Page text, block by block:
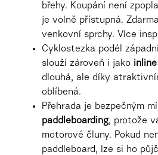
břehy. Koupání není
je volně přístupná.
venkovní sprchy. Více
Cyklostezka podél
slouží zároveň i jako
dlouhá, ale díky
oblíbená.
Přehrada je bezpečným
paddleboarding, protože
motorové čluny. Pokud
paddleboard, lze si ho